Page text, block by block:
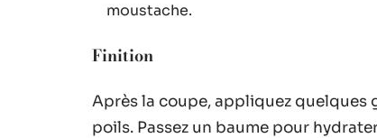
moustache.
Finition
Après la coupe, appliquez quelques
poils. Passez un baume pour